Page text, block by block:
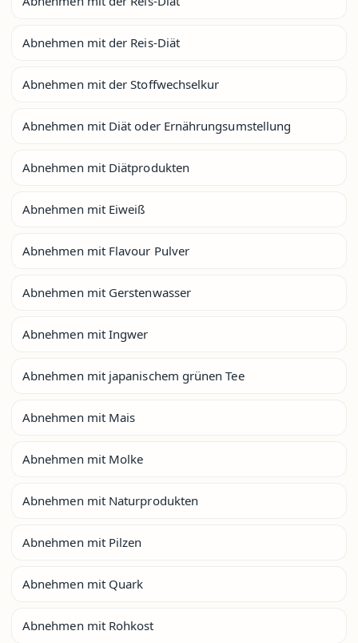
Abnehmen mit der Reis-Diät
Abnehmen mit der Stoffwechselkur
Abnehmen mit Diät oder Ernährungsumstellung
Abnehmen mit Diätprodukten
Abnehmen mit Eiweiß
Abnehmen mit Flavour Pulver
Abnehmen mit Gerstenwasser
Abnehmen mit Ingwer
Abnehmen mit japanischem grünen Tee
Abnehmen mit Mais
Abnehmen mit Molke
Abnehmen mit Naturprodukten
Abnehmen mit Pilzen
Abnehmen mit Quark
Abnehmen mit Rohkost